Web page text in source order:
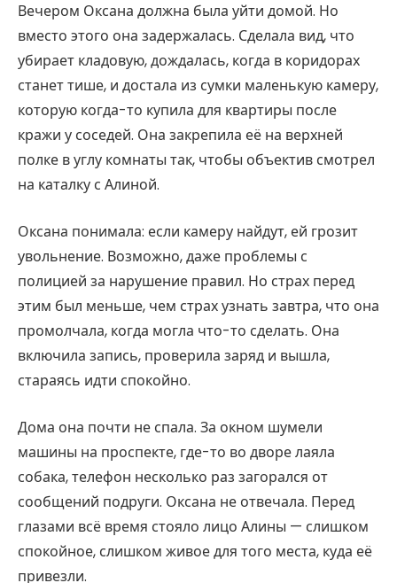
Вечером Оксана должна была уйти домой. Но
вместо этого она задержалась. Сделала вид, что
убирает кладовую, дождалась, когда в коридорах
станет тише, и достала из сумки маленькую камеру,
которую когда-то купила для квартиры после
кражи у соседей. Она закрепила её на верхней
полке в углу комнаты так, чтобы объектив смотрел
на каталку с Алиной.
Оксана понимала: если камеру найдут, ей грозит
увольнение. Возможно, даже проблемы с
полицией за нарушение правил. Но страх перед
этим был меньше, чем страх узнать завтра, что она
промолчала, когда могла что-то сделать. Она
включила запись, проверила заряд и вышла,
стараясь идти спокойно.
Дома она почти не спала. За окном шумели
машины на проспекте, где-то во дворе лаяла
собака, телефон несколько раз загорался от
сообщений подруги. Оксана не отвечала. Перед
глазами всё время стояло лицо Алины — слишком
спокойное, слишком живое для того места, куда её
привезли.